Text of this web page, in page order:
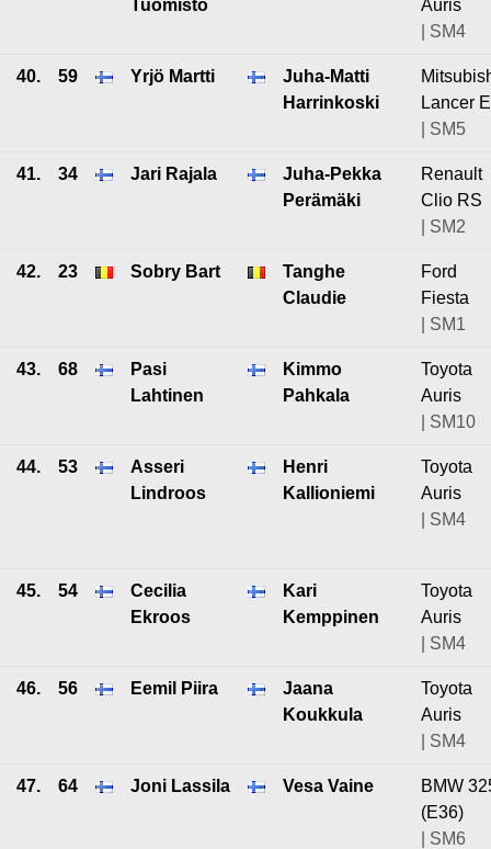
Tuomisto
Auris
| SM4
40. 59 Yrjö Martti
Juha-Matti
Harrinkoski
Lancer
| SM5
41. 34 Jari Rajala
Juha-Pekka
Perämäki
Renault
Clio RS
| SM2
42. 23 Sobry Bart
Tanghe
Claudie
Ford
Fiesta
| SM1
43. 68
Pasi
Lahtinen
Kimmo
Pahkala
Toyota
Auris
| SM10
44. 53
Asseri
Lindroos
Henri
Kallioniemi
Toyota
Auris
| SM4
45. 54
Cecilia
Ekroos
Kari
Kemppinen
Toyota
Auris
| SM4
46. 56 Eemil Piira
Jaana
Koukkula
Toyota
Auris
| SM4
47. 64 Joni Lassila Vesa Vaine
BMW
(E36)
| SM6